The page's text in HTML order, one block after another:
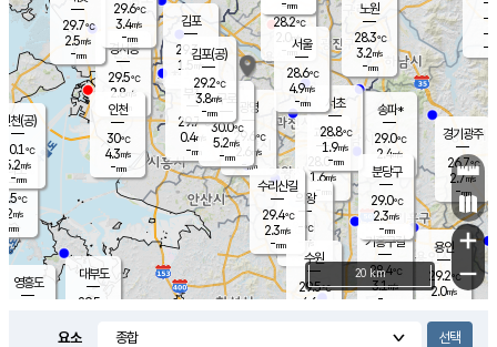
의도
℃
m/s
mm
영흥도
과천
28.0℃
1.6m/s
- mm
용인
29.2℃
2.0m/s
경기광주
26.7℃
2.7m/s
-mm
대부도
29.5
경서동
29.5℃
2.8 m/s
-mm
29.7℃
2.5m/s
-mm
-
-m/
-
의왕
- ℃
m/s
mm
김포
29.3℃
1.5 m/s
mm
광명
29.6 ℃
2.6 m/s
-mm
부천
29.7℃
0.4m/s
-mm
29.6℃
3.4m/s
-mm
구로
30.0℃
5.2m/s
-mm
28.2℃
2.0 m/s
- mm
노원
28.3℃
3.2m/s
-mm
송파*
29.0℃
2.4m/s
-mm
서초
28.8℃
1.9m/s
-mm
기흥구갈
28.4℃
3.1m/s
-
수리산길
29.4℃
2.3m/s
-mm
분당구
29.0℃
2.3m/s
-mm
-mm
인천(공)
30.1℃
5.2m/s
-mm
김포(공)
29.2℃
3.8m/s
-mm
수원
29.5℃
4.6 m/s
인천
30℃
4.3m/s
-mm
서울
28.6℃
4.9m/s
-mm
+
−
20 km
요소